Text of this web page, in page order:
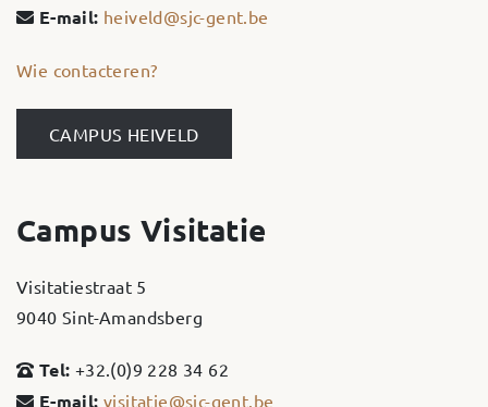
E-mail: heiveld@sjc-gent.be
Wie contacteren?
CAMPUS HEIVELD
Campus Visitatie
Visitatiestraat 5
9040 Sint-Amandsberg
Tel: +32.(0)9 228 34 62
E-mail: visitatie@sjc-gent.be